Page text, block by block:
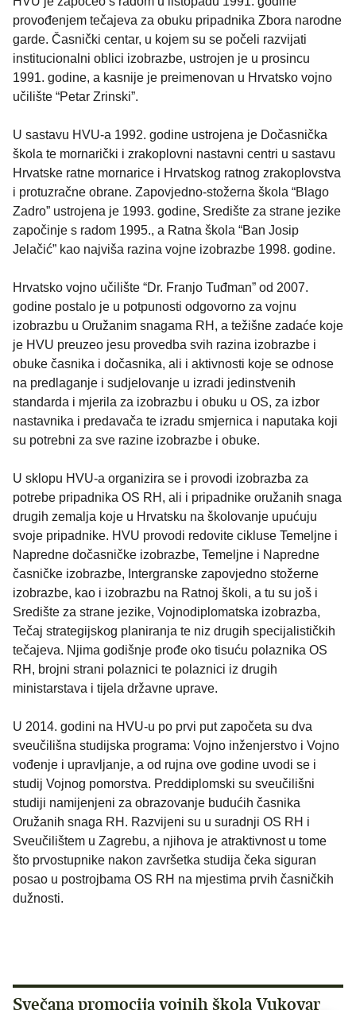
provođenjem tečajeva za obuku pripadnika Zbora narodne
garde. Časnički centar, u kojem su se počeli razvijati
institucionalni oblici izobrazbe, ustrojen je u prosincu
1991. godine, a kasnije je preimenovan u Hrvatsko vojno
učilište “Petar Zrinski”.
U sastavu HVU-a 1992. godine ustrojena je Dočasnička
škola te mornarički i zrakoplovni nastavni centri u sastavu
Hrvatske ratne mornarice i Hrvatskog ratnog zrakoplovstva
i protuzračne obrane. Zapovjedno-stožerna škola “Blago
Zadro” ustrojena je 1993. godine, Središte za strane jezike
započinje s radom 1995., a Ratna škola “Ban Josip
Jelačić” kao najviša razina vojne izobrazbe 1998. godine.
Hrvatsko vojno učilište “Dr. Franjo Tuđman” od 2007.
godine postalo je u potpunosti odgovorno za vojnu
izobrazbu u Oružanim snagama RH, a težišne zadaće koje
je HVU preuzeo jesu provedba svih razina izobrazbe i
obuke časnika i dočasnika, ali i aktivnosti koje se odnose
na predlaganje i sudjelovanje u izradi jedinstvenih
standarda i mjerila za izobrazbu i obuku u OS, za izbor
nastavnika i predavača te izradu smjernica i naputaka koji
su potrebni za sve razine izobrazbe i obuke.
U sklopu HVU-a organizira se i provodi izobrazba za
potrebe pripadnika OS RH, ali i pripadnike oružanih snaga
drugih zemalja koje u Hrvatsku na školovanje upućuju
svoje pripadnike. HVU provodi redovite cikluse Temeljne i
Napredne dočasničke izobrazbe, Temeljne i Napredne
časničke izobrazbe, Intergranske zapovjedno stožerne
izobrazbe, kao i izobrazbu na Ratnoj školi, a tu su još i
Središte za strane jezike, Vojnodiplomatska izobrazba,
Tečaj strategijskog planiranja te niz drugih specijalističkih
tečajeva. Njima godišnje prođe oko tisuću polaznika OS
RH, brojni strani polaznici te polaznici iz drugih
ministarstava i tijela državne uprave.
U 2014. godini na HVU-u po prvi put započeta su dva
sveučilišna studijska programa: Vojno inženjerstvo i Vojno
vođenje i upravljanje, a od rujna ove godine uvodi se i
studij Vojnog pomorstva. Preddiplomski su sveučilišni
studiji namijenjeni za obrazovanje budućih časnika
Oružanih snaga RH. Razvijeni su u suradnji OS RH i
Sveučilištem u Zagrebu, a njihova je atraktivnost u tome
što prvostupnike nakon završetka studija čeka siguran
posao u postrojbama OS RH na mjestima prvih časničkih
dužnosti.
Svečana promocija vojnih škola Vukovar